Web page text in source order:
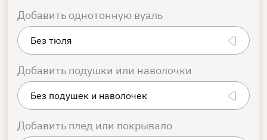
Добавить однотонную вуаль
Добавить подушки или наволочки
Добавить плед или покрывало